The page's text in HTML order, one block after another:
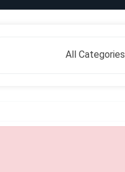
All Categories